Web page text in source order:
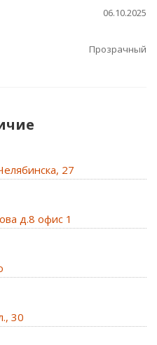
06.10.2025
Прозрачный
27
д.8 офис 1
30